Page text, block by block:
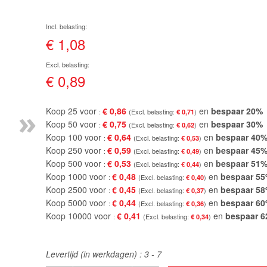
»
€ 1,08
€ 0,89
Koop 25 voor € 0,86 € 0,71 en bespaar20%
Koop 50 voor € 0,75 € 0,62 en bespaar30%
Koop 100 voor € 0,64 € 0,53 en bespaar40%
Koop 250 voor € 0,59 € 0,49 en bespaar45%
Koop 500 voor € 0,53 € 0,44 en bespaar51%
Koop 1000 voor € 0,48 € 0,40 en bespaar55
Koop 2500 voor € 0,45 € 0,37 en bespaar58
Koop 5000 voor € 0,44 € 0,36 en bespaar60
Koop 10000 voor € 0,41 € 0,34 en bespaar
Levertijd (in werkdagen) : 3 - 7